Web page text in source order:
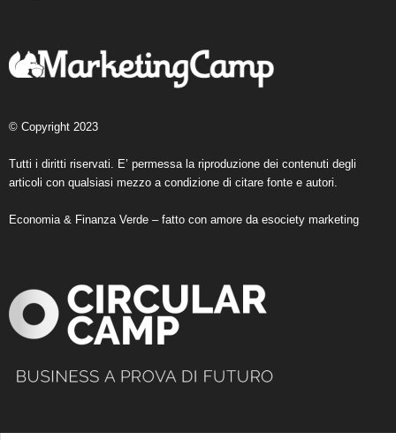
© Copyright 2023
Tutti i diritti riservati. E’ permessa la riproduzione dei contenuti degli
articoli con qualsiasi mezzo a condizione di citare fonte e autori.
Economia & Finanza Verde – fatto con amore da esociety marketing